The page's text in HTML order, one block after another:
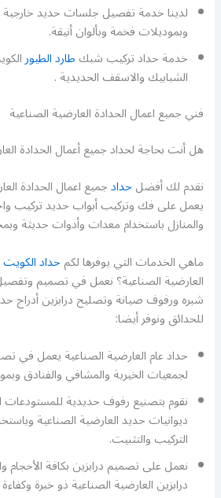
لدينا خدمة تفصيل جلسات حديد خارجية
وبموديلات فخمة وبألوان أنيقة.
خدمة حداد تركيب شبكطارد الطيور
الشبابيك والاسقف الحديدية .
فني جميع اعمال الحدادة العارضية الصناعية
هل أنت بحاجة لحداد جميع أعمال الحدادة
نقدم لك أفضلحدادجميع اعمال الحدادة
يعمل على فك وتركيب أبواب حديد تركيب
والمنازل باستخدام معدات وأدوات حديثة
ماهي الخدمات التي يوفرها لكمحداد الكويت
العارضية الصناعية؟ نعمل في تصميم
شبره ورفوف صيانة وتصليح درابزين أدراج
للحدائق ونوفر أيضا:
حداد عام العارضية الصناعية يعمل في
لجمعيات الخيرية والمشافي والفنادق
نقوم بتصنيع رفوف حديدية للمستودعات
ديوانيات حديد العارضية الصناعية
التركيب والتثبيت.
نعمل على تصميم درابزين بكافة الأحجام
درابزين العارضية الصناعية ذو خبرة